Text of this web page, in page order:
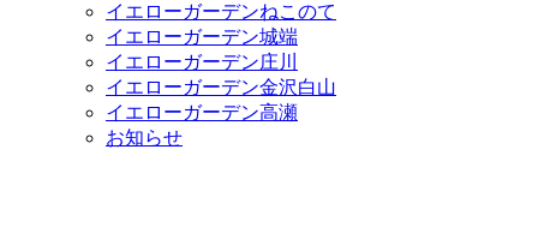
イエローガーデンねこのて
イエローガーデン城端
イエローガーデン庄川
イエローガーデン金沢白山
イエローガーデン高瀬
お知らせ